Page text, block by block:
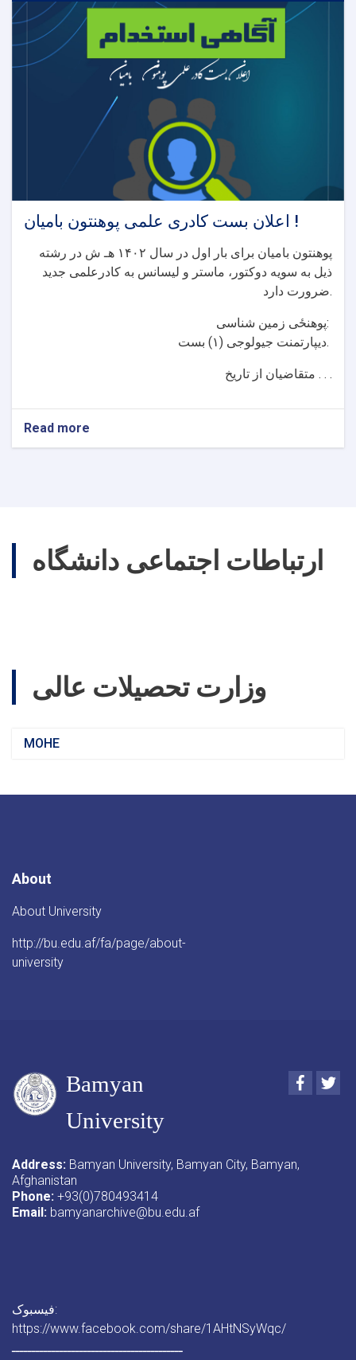
بامیان
اعلان بست کادری علمی پوهنتون بامیان !
پوهنتون بامیان برای بار اول در سال ۱۴۰۲ هـ ش در رشته
ذيل به سويه دوکتور، ماستر و لیسانس به کادرعلمی جديد
ضرورت دارد.
پوهنځی زمین شناسی:
ديپارتمنت جیولوجی (۱) بست.
متقاضيان از تاریخ . . .
Read more
ارتباطات اجتماعی دانشگاه
وزارت تحصیلات عالی
MOHE
About
About University
http://bu.edu.af/fa/page/about-
university
Bamyan
University
Address: Bamyan University, Bamyan City, Bamyan,
Afghanistan
Phone: +93(0)780493414
Email: bamyanarchive@bu.edu.af
فیسبوک:
https://www.facebook.com/share/1AHtNSyWqc/
ـــــــــــــــــــــــــــــــــــــــــــ